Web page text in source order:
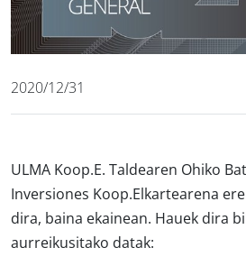
2020/12/31
ULMA Koop.E. Taldearen Ohiko
Inversiones Koop.Elkartearena
dira, baina ekainean. Hauek dira
aurreikusitako datak: